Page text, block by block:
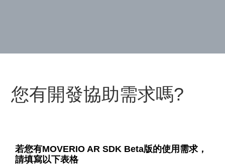
您有開發協助需求嗎?
若您有MOVERIO AR SDK Beta版的使用需求，
請填寫以下表格